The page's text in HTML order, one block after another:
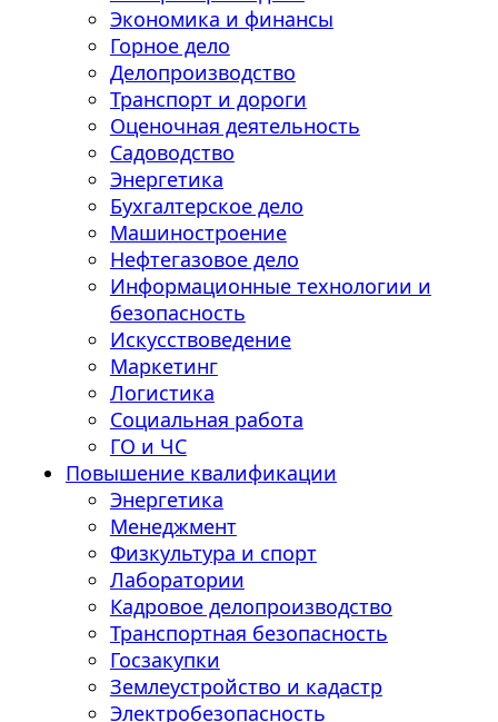
Экономика и финансы
Горное дело
Делопроизводство
Транспорт и дороги
Оценочная деятельность
Садоводство
Энергетика
Бухгалтерское дело
Машиностроение
Нефтегазовое дело
Информационные технологии и
безопасность
Искусствоведение
Маркетинг
Логистика
Социальная работа
ГО и ЧС
Повышение квалификации
Энергетика
Менеджмент
Физкультура и спорт
Лаборатории
Кадровое делопроизводство
Транспортная безопасность
Госзакупки
Землеустройство и кадастр
Электробезопасность